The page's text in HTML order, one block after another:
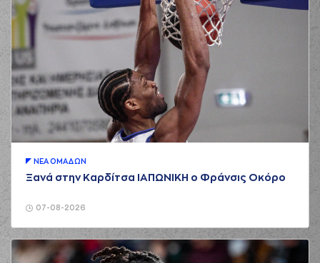
07-08-2026
ΝΕA ΟΜAΔΩΝ
Ξανά στην Καρδίτσα ΙΑΠΩΝΙΚΗ ο Φράνσις Οκόρο